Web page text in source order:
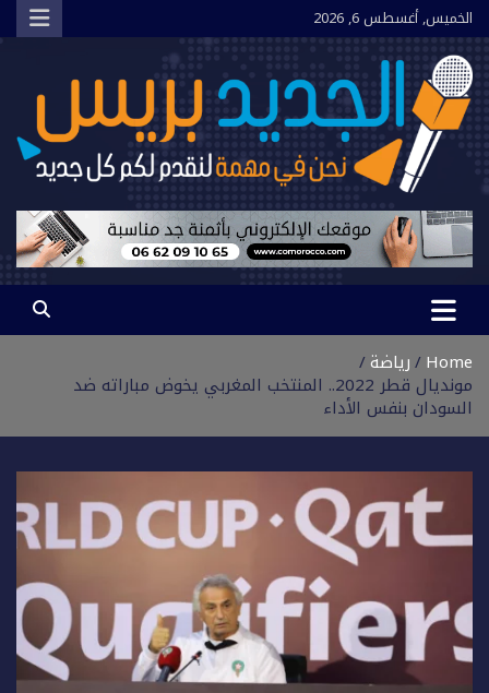
Skip
to
content
الخميس, أغسطس 6, 2026
الجديد بريس
نحن في مهمة لنقدم لكم كل جديد
Home رياضة
مونديال قطر 2022.. المنتخب المغربي يخوض مباراته ضد
السودان بنفس الأداء